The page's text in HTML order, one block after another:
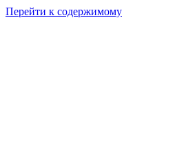
Перейти к содержимому